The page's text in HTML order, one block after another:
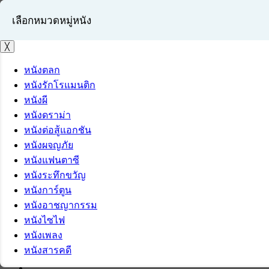
เข้าสู่ระบบ
สมัครสมาชิก
เลือกหมวดหมู่หนัง
╳
หนังตลก
หนังรักโรแมนติก
หนังผี
หนังดราม่า
หนังต่อสู้แอกชัน
หนังผจญภัย
หนังแฟนตาซี
หนังระทึกขวัญ
หนังการ์ตูน
หนังอาชญากรรม
หนังไซไฟ
หนังเพลง
หนังสารคดี